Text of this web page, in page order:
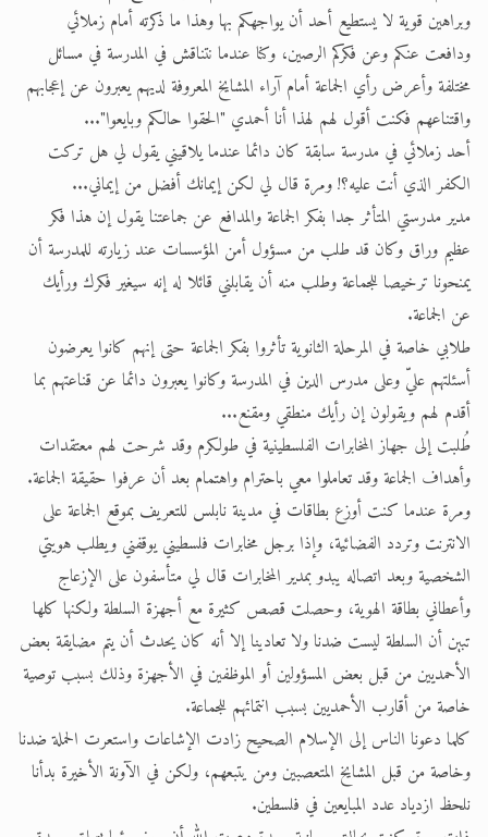
وبراهين قوية لا يستطيع أحد أن يواجهكم بها وهذا ما ذكرته أمام زملائي
ودافعت عنكم وعن فكركم الرصين، وكنا عندما نتناقش في المدرسة في مسائل
مختلفة وأعرض رأي الجماعة أمام آراء المشايخ المعروفة لديهم يعبرون عن إعجابهم
واقتناعهم فكنت أقول لهم لهذا أنا أحمدي "الحقوا حالكم وبايعوا"...
أحد زملائي في مدرسة سابقة كان دائما عندما يلاقيني يقول لي هل تركت
الكفر الذي أنت عليه؟! ومرة قال لي لكن إيمانك أفضل من إيماني...
مدير مدرستي المتأثر جدا بفكر الجماعة والمدافع عن جماعتنا يقول إن هذا فكر
عظيم وراق وكان قد طلب من مسؤول أمن المؤسسات عند زيارته للمدرسة أن
يمنحونا ترخيصا للجماعة وطلب منه أن يقابلني قائلا له إنه سيغير فكرك ورأيك
عن الجماعة.
طلابي خاصة في المرحلة الثانوية تأثروا بفكر الجماعة حتى إنهم كانوا يعرضون
أسئلتهم عليّ وعلى مدرس الدين في المدرسة وكانوا يعبرون دائما عن قناعتهم بما
أقدم لهم ويقولون إن رأيك منطقي ومقنع...
طُلبت إلى جهاز المخابرات الفلسطينية في طولكرم وقد شرحت لهم معتقدات
وأهداف الجماعة وقد تعاملوا معي باحترام واهتمام بعد أن عرفوا حقيقة الجماعة.
ومرة عندما كنت أوزع بطاقات في مدينة نابلس للتعريف بموقع الجماعة على
الانترنت وتردد الفضائية، وإذا برجل مخابرات فلسطيني يوقفني ويطلب هويتي
الشخصية وبعد اتصاله يبدو بمدير المخابرات قال لي متأسفون على الإزعاج
وأعطاني بطاقة الهوية، وحصلت قصص كثيرة مع أجهزة السلطة ولكنها كلها
تبين أن السلطة ليست ضدنا ولا تعادينا إلا أنه كان يحدث أن يتم مضايقة بعض
الأحمديين من قبل بعض المسؤولين أو الموظفين في الأجهزة وذلك بسبب توصية
خاصة من أقارب الأحمديين بسبب انتمائهم للجماعة.
كلما دعونا الناس إلى الإسلام الصحيح زادت الإشاعات واستعرت الحملة ضدنا
وخاصة من قبل المشايخ المتعصبين ومن يتبعهم، ولكن في الآونة الأخيرة بدأنا
نلحظ ازدياد عدد المبايعين في فلسطين.